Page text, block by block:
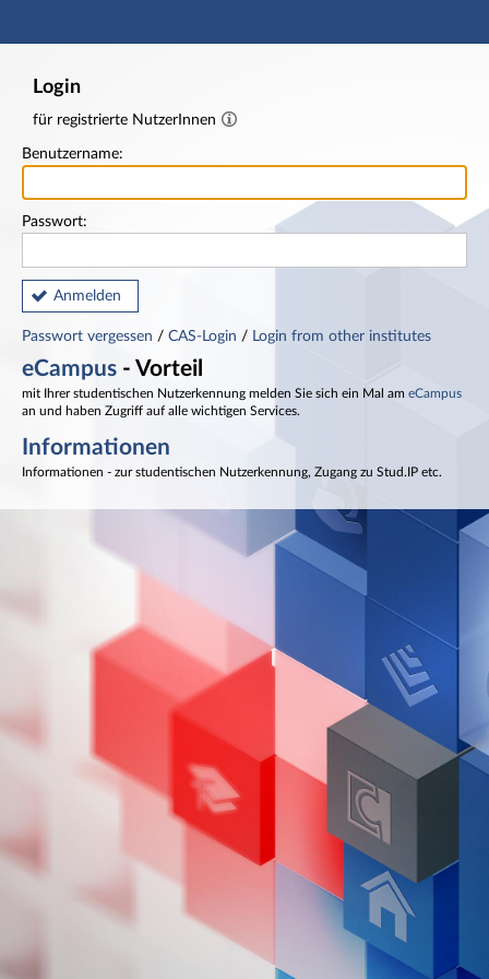
Hauptnavigation
Login
für registrierte NutzerInnen
Benutzername:
Passwort:
Anmelden
Passwort vergessen / CAS-Login / Login from other institutes
eCampus - Vorteil
mit Ihrer studentischen Nutzerkennung melden Sie sich ein Mal am eCampus
an und haben Zugriff auf alle wichtigen Services.
Informationen
Informationen - zur studentischen Nutzerkennung, Zugang zu Stud.IP etc.